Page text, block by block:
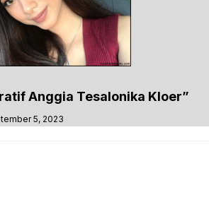
Anggia Tesalonika Kloer”
5, 2023